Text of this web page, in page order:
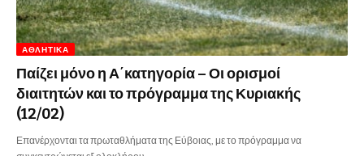
ΑΘΛΗΤΙΚΆ
Παίζει μόνο η Α΄κατηγορία – Οι ορισμοί
διαιτητών και το πρόγραμμα της Κυριακής
(12/02)
Επανέρχονται τα πρωταθλήματα της Εύβοιας, με το πρόγραμμα να